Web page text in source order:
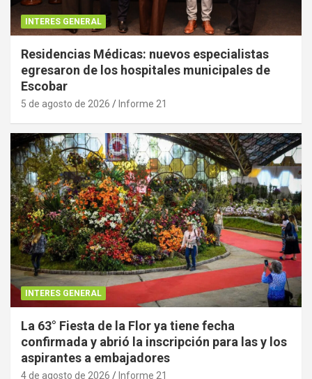
INTERES GENERAL
Residencias Médicas: nuevos especialistas
egresaron de los hospitales municipales de
Escobar
5 de agosto de 2026 Informe 21
INTERES GENERAL
La 63° Fiesta de la Flor ya tiene fecha
confirmada y abrió la inscripción para las y los
aspirantes a embajadores
4 de agosto de 2026 Informe 21